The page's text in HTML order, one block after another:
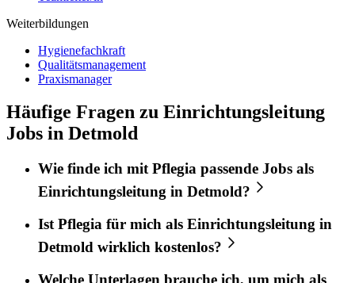
Weiterbildungen
Hygienefachkraft
Qualitätsmanagement
Praxismanager
Häufige Fragen zu Einrichtungsleitung
Jobs in Detmold
Wie finde ich mitPflegia passende Jobs als
Einrichtungsleitung in Detmold?
Ist Pflegia für mich als Einrichtungsleitung in
Detmold wirklich kostenlos?
Welche Unterlagen brauche ich, um mich als